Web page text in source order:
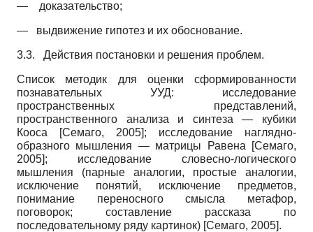
— доказательство;
— выдвижение гипотез и их обоснование.
3.3. Действия постановки и решения проблем.
Список методик для оценки сформированности
познавательных УУД: исследование
пространственных представлений,
пространственного анализа и синтеза — кубики
Кооса
[Семаго, 2005]; исследование наглядно­
образного мышления — матрицы Равена
[Семаго,
2005]; исследование словесно-логического
мышления (парные аналогии, простые аналогии,
исключение понятий, исключение предметов,
понимание переносного смысла метафор,
поговорок; составление рассказа по
последовательному ряду картинок) [Семаго, 2005].